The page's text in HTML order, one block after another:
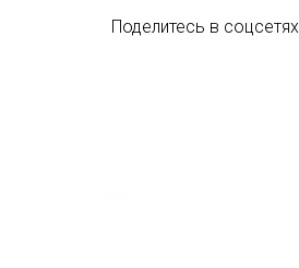
Поделитесь в соцсетях